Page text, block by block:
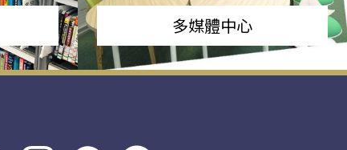
多媒體中心